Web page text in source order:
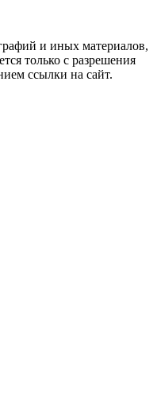
и иных материалов,
только с разрешения
ссылки на сайт.